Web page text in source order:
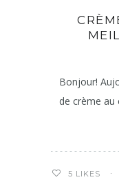
Bonjour!
de crème
5 LIKES